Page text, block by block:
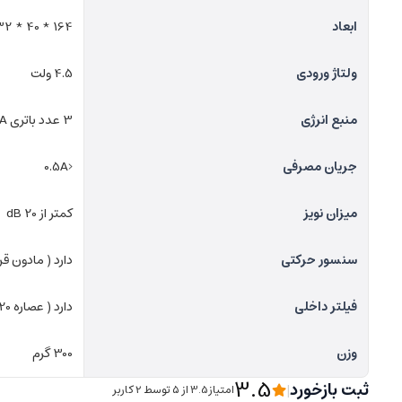
ابعاد 164 * 40 * 32 سانتی متر
ولتاژ ورودی 4.5 ولت
منبع انرژی 3 عدد باتری AAA
جریان مصرفی <0.5A
میزان نویز کمتر از 20 dB
سنسور حرکتی دارد ( مادون
فیلتر داخلی دارد ( عصاره 20 گیاه )
وزن 300 گرم
ثبت بازخورد|
3.5امتیاز3.5 از ۵ توسط 2 کاربر